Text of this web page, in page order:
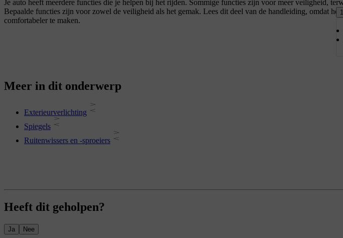
1
Je auto heeft meerdere functies die je helpen bij het rijden. Sommige functies zijn voor meer veiligheid,
Bepaalde functies zijn voor zowel de veiligheid als het gemak. Lees dit deel van de handleiding, omdat
comfortabeler te maken.
Meer in dit onderwerp
Exterieurverlichting
Spiegels
Ruitenwissers en -sproeiers
Heeft dit geholpen?
Ja Nee